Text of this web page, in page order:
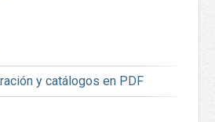
y catálogos en PDF